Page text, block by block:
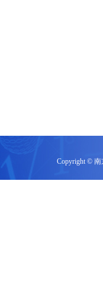
Copyright ©